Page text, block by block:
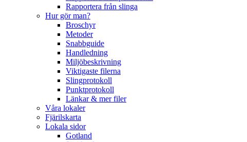
Rapportera från slinga
Hur gör man?
Broschyr
Metoder
Snabbguide
Handledning
Miljöbeskrivning
Viktigaste filerna
Slingprotokoll
Punktprotokoll
Länkar & mer filer
Våra lokaler
Fjärilskarta
Lokala sidor
Gotland